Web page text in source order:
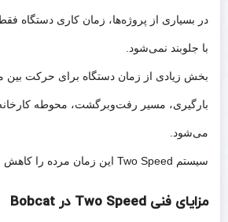
در بسیاری از پروژه‌ها، زمان کاری دستگاه
با جلوبند نمی‌شود.
بخش زیادی از زمان دستگاه برای حرکت بین
بارگیری، مسیر رفت‌وبرگشت، محوطه
می‌شود.
سیستم Two Speed این زمان مرده را کاهش می‌دهد.
مزایای فنی Two Speed در Bobcat